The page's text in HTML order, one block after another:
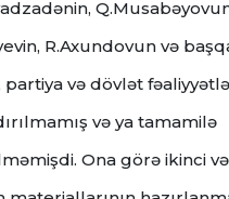
R.Axundovun və
partiya və dövlət
və ya tamamilə
Ona görə ikinci